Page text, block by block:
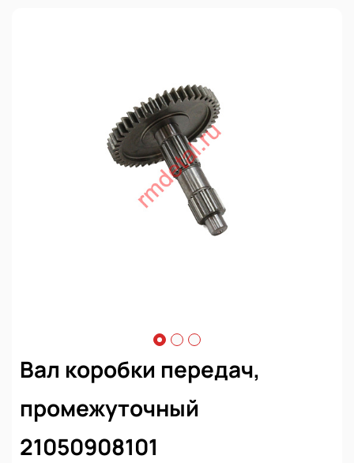
Вал коробки передач,
промежуточный
21050908101